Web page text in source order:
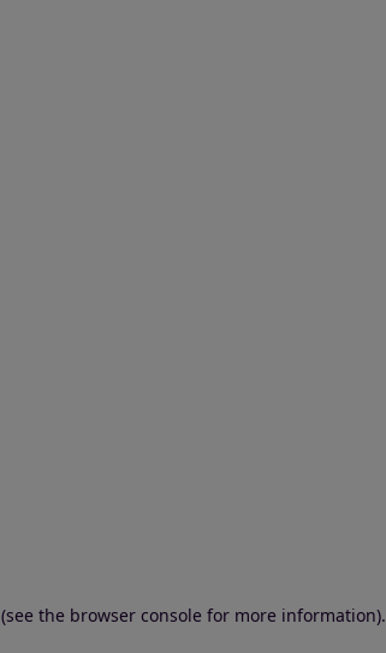
(see the browser console for more information).